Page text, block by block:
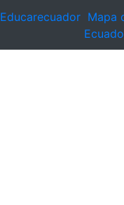
Educarecuador Mapa